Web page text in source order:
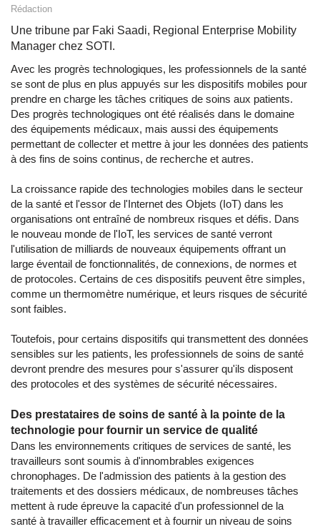
Rédaction
Une tribune par Faki Saadi, Regional Enterprise Mobility
Manager chez SOTI.
Avec les progrès technologiques, les professionnels de la santé
se sont de plus en plus appuyés sur les dispositifs mobiles pour
prendre en charge les tâches critiques de soins aux patients.
Des progrès technologiques ont été réalisés dans le domaine
des équipements médicaux, mais aussi des équipements
permettant de collecter et mettre à jour les données des patients
à des fins de soins continus, de recherche et autres.
La croissance rapide des technologies mobiles dans le secteur
de la santé et l'essor de l'Internet des Objets (IoT) dans les
organisations ont entraîné de nombreux risques et défis. Dans
le nouveau monde de l'IoT, les services de santé verront
l'utilisation de milliards de nouveaux équipements offrant un
large éventail de fonctionnalités, de connexions, de normes et
de protocoles. Certains de ces dispositifs peuvent être simples,
comme un thermomètre numérique, et leurs risques de sécurité
sont faibles.
Toutefois, pour certains dispositifs qui transmettent des données
sensibles sur les patients, les professionnels de soins de santé
devront prendre des mesures pour s'assurer qu'ils disposent
des protocoles et des systèmes de sécurité nécessaires.
Des prestataires de soins de santé à la pointe de la
technologie pour fournir un service de qualité
Dans les environnements critiques de services de santé, les
travailleurs sont soumis à d'innombrables exigences
chronophages. De l'admission des patients à la gestion des
traitements et des dossiers médicaux, de nombreuses tâches
mettent à rude épreuve la capacité d'un professionnel de la
santé à travailler efficacement et à fournir un niveau de soins